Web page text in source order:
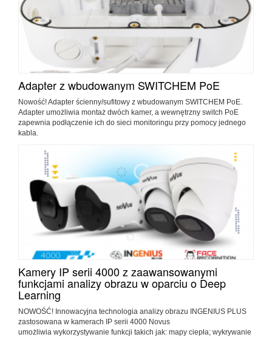
Adapter z wbudowanym SWITCHEM PoE
Nowość! Adapter ścienny/sufitowy z wbudowanym SWITCHEM PoE.
Adapter umożliwia montaż dwóch kamer, a wewnętrzny switch PoE
zapewnia podłączenie ich do sieci monitoringu przy pomocy jednego
kabla.
Kamery IP serii 4000 z zaawansowanymi
funkcjami analizy obrazu w oparciu o Deep
Learning
NOWOŚĆ! Innowacyjna technologia analizy obrazu INGENIUS PLUS
zastosowana w kamerach IP serii 4000 Novus
umożliwia wykorzystywanie funkcji takich jak: mapy ciepła; wykrywanie